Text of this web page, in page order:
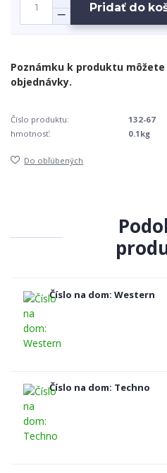
Pridať do
Číslo produktu:
132-67
hmotnosť:
0.1kg
Do obľúbených
Číslo na dom: Western
Číslo na dom: Techno